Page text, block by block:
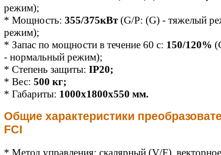
режим);
* Мощность: 355/375кВт (G/P: (G) - тяжелый
режим);
* Запас по мощности в течение 60 с: 150/120%
- нормальный режим);
* Степень защиты: IP20;
* Вес: 500 кг;
* Габариты: 1000x1800x550 мм.
Общие характеристики
FCI
* Метод управления: скалярный (V/F),